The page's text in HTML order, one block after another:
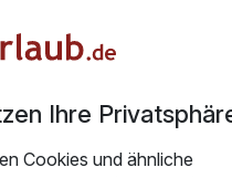
Frühstück mit
Sie in unserem Spa
In wenigen Schritten sind
der Insel. Das ist Nordsee-
Ihre
Cookies und ähnliche